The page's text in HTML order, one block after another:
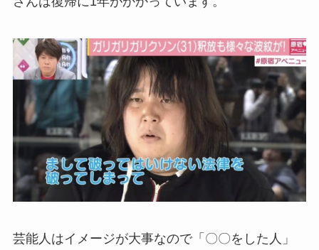
芸能人はイメージが大事なので「〇〇をした人」